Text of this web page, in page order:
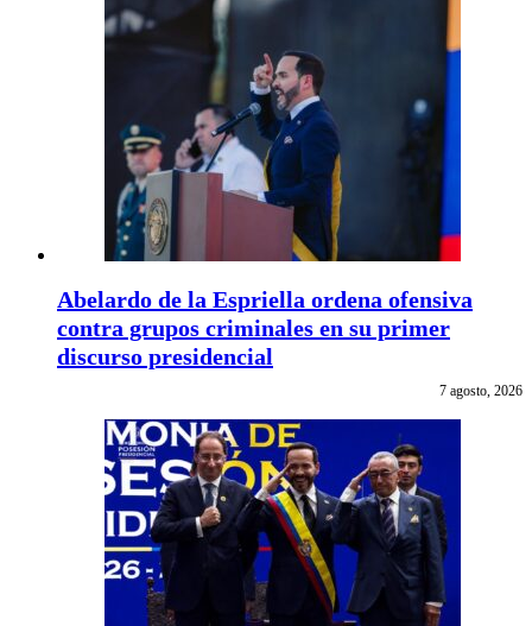
Abelardo de la Espriella ordena ofensiva
contra grupos criminales en su primer
discurso presidencial
7 agosto, 2026